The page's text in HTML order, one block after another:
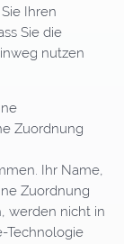
Ihren
Sie die
nutzen
Zuordnung
Ihr Name,
Zuordnung
werden nicht in
Technologie